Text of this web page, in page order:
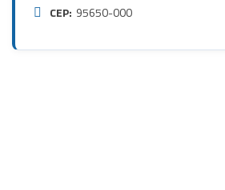
CEP: 95650-000